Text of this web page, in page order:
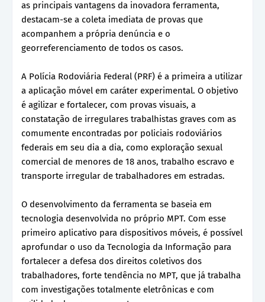
as principais vantagens da inovadora ferramenta,
destacam-se a coleta imediata de provas que
acompanhem a própria denúncia e o
georreferenciamento de todos os casos.
A Polícia Rodoviária Federal (PRF) é a primeira a utilizar
a aplicação móvel em caráter experimental. O objetivo
é agilizar e fortalecer, com provas visuais, a
constatação de irregulares trabalhistas graves com as
comumente encontradas por policiais rodoviários
federais em seu dia a dia, como exploração sexual
comercial de menores de 18 anos, trabalho escravo e
transporte irregular de trabalhadores em estradas.
O desenvolvimento da ferramenta se baseia em
tecnologia desenvolvida no próprio MPT. Com esse
primeiro aplicativo para dispositivos móveis, é possível
aprofundar o uso da Tecnologia da Informação para
fortalecer a defesa dos direitos coletivos dos
trabalhadores, forte tendência no MPT, que já trabalha
com investigações totalmente eletrônicas e com